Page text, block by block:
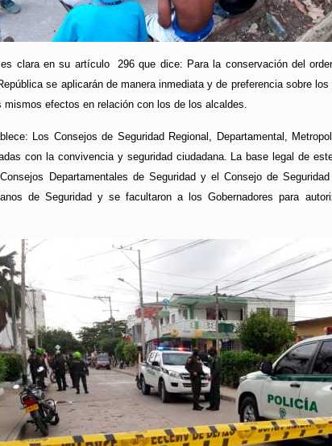
clara en su artículo 296 que dice: Para la conservación del
se aplicarán de manera inmediata y de preferencia sobre
efectos en relación con los de los alcaldes.
Los Consejos de Seguridad Regional, Departamental,
con la convivencia y seguridad ciudadana. La base legal de
Departamentales de Seguridad y el Consejo de
de Seguridad y se facultaron a los Gobernadores para